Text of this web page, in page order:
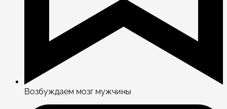
Возбуждаем мозг мужчины